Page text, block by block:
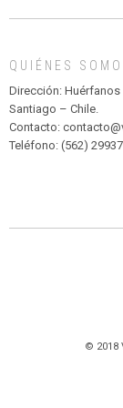
QUIÉNES
Dirección: Huérfanos
Santiago – Chile.
Contacto:
Teléfono: (562)
© 2018